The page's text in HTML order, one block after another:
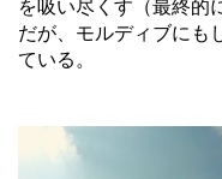
を吸い尽くす（最終的
だが、モルディブにも
ている。